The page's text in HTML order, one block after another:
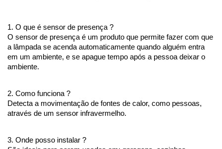
1. O que é sensor de presença ?
O sensor de presença é um produto que permite fazer com que
a lâmpada se acenda automaticamente quando alguém entra
em um ambiente, e se apague tempo após a pessoa deixar o
ambiente.
2. Como funciona ?
Detecta a movimentação de fontes de calor, como pessoas,
através de um sensor infravermelho.
3. Onde posso instalar ?